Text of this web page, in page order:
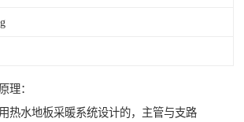
理：
热水地板采暖系统设计的，主管与支路